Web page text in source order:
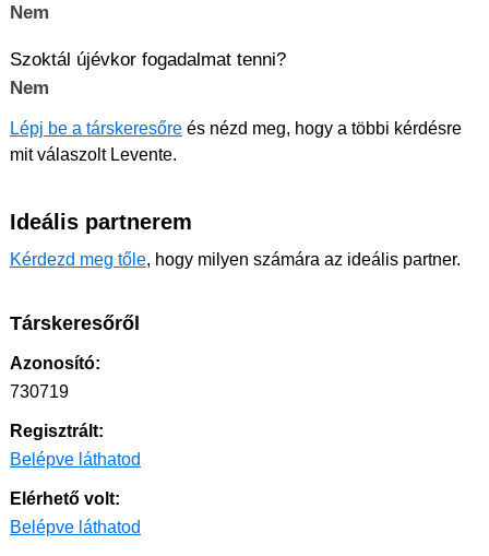
Nem
Szoktál újévkor fogadalmat tenni?
Nem
Lépj be a társkeresőre és nézd meg, hogy a többi kérdésre
mit válaszolt Levente.
Ideális partnerem
Kérdezd meg tőle, hogy milyen számára az ideális partner.
Társkeresőről
Azonosító:
730719
Regisztrált:
Belépve láthatod
Elérhető volt:
Belépve láthatod